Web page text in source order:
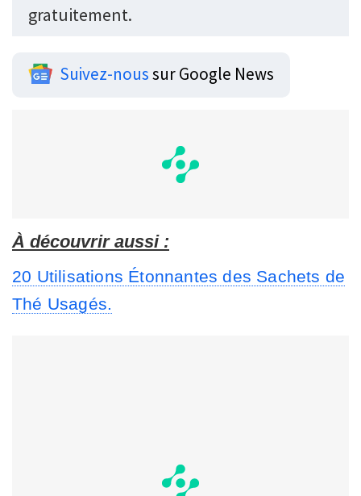
gratuitement.
Suivez-noussur Google News
À découvrir aussi :
20 Utilisations Étonnantes des Sachets de
Thé Usagés.